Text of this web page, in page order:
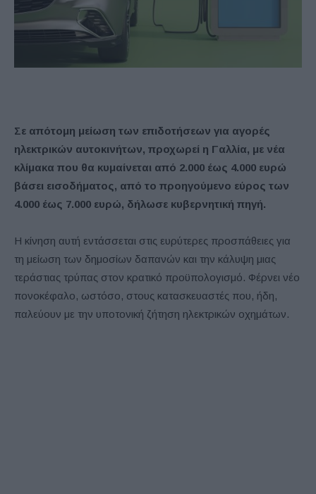
Σε απότομη μείωση των επιδοτήσεων για αγορές
ηλεκτρικών αυτοκινήτων, προχωρεί η Γαλλία, με νέα
κλίμακα που θα κυμαίνεται από 2.000 έως 4.000 ευρώ
βάσει εισοδήματος, από το προηγούμενο εύρος των
4.000 έως 7.000 ευρώ, δήλωσε κυβερνητική πηγή.
Η κίνηση αυτή εντάσσεται στις ευρύτερες προσπάθειες για
τη μείωση των δημοσίων δαπανών και την κάλυψη μιας
τεράστιας τρύπας στον κρατικό προϋπολογισμό. Φέρνει νέο
πονοκέφαλο, ωστόσο, στους κατασκευαστές που, ήδη,
παλεύουν με την υποτονική ζήτηση ηλεκτρικών οχημάτων.